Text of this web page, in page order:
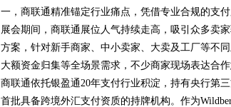
一，商联通精准锚定行业痛点，凭借专业合规的支
展会期间，商联通展位人气持续走高，吸引众多卖
方案，针对新手商家、中小卖家、大卖及工厂等不
大额资金归集等全场景需求，不少商家现场表达合作
商联通依托银盈通20年支付行业积淀，持有央行第
首批具备跨境外汇支付资质的持牌机构。作为